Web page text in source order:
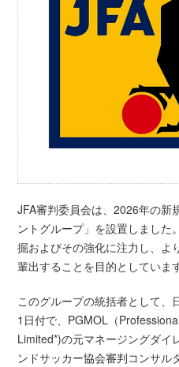
JFA審判委員会は、2026年の新
ントグループ」を設置しました
掘およびその強化に注力し、よ
輩出することを目的としています
このグループの統括者として、
1日付で、PGMOL（
Limited*)の元マネージングダイ
ンドサッカー協会審判コンサル